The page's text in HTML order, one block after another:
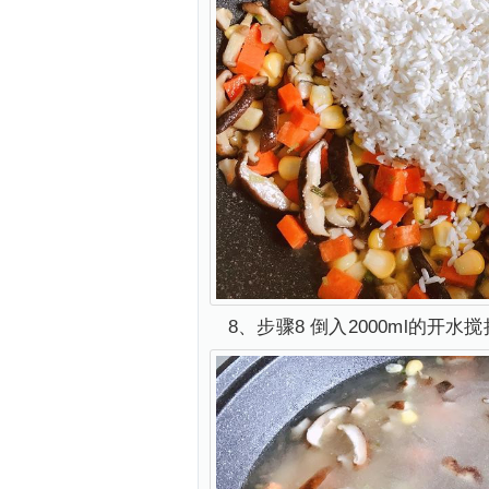
8、步骤8 倒入2000ml的开水搅